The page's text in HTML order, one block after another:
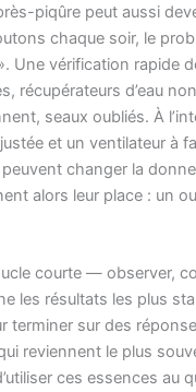
piqûre peut aussi
chaque soir, le
Une vérification rapide
récupérateurs d’eau
seaux oubliés. À
et un ventilateur à
changer la
alors leur place : un
courte — observer,
les résultats les plus
terminer sur des
reviennent le plus
ces essences au